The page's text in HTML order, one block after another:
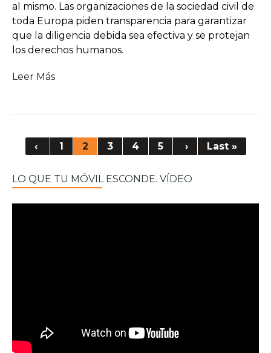
al mismo. Las organizaciones de la sociedad civil de
toda Europa piden transparencia para garantizar
que la diligencia debida sea efectiva y se protejan
los derechos humanos.
Leer Más
‹ 1 2 3 4 5 › Last »
LO QUE TU MÓVIL ESCONDE. VÍDEO